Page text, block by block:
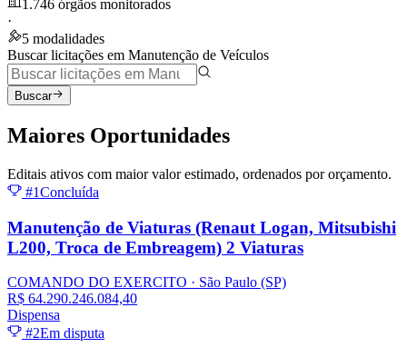
1.746 órgãos monitorados
·
5 modalidades
Buscar licitações em Manutenção de Veículos
Buscar
Maiores Oportunidades
Editais ativos com maior valor estimado, ordenados por orçamento.
#1Concluída
Manutenção de Viaturas (Renaut Logan, Mitsubishi
L200, Troca de Embreagem) 2 Viaturas
COMANDO DO EXERCITO · São Paulo (SP)
R$ 64.290.246.084,40
Dispensa
#2Em disputa